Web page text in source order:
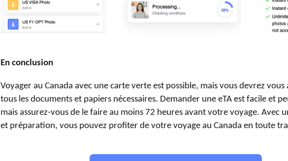
En conclusion
Voyager au Canada avec une carte verte est possible, mais vous devrez vous
tous les documents et papiers nécessaires. Demander une eTA est facile et
mais assurez-vous de le faire au moins 72 heures avant votre voyage. Avec
et préparation, vous pouvez profiter de votre voyage au Canada en toute